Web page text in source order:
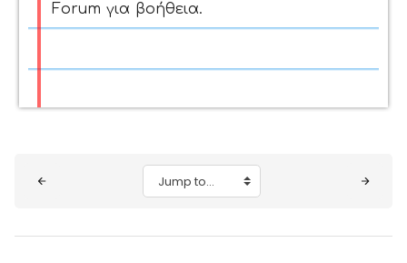
Forum για βοήθεια.
Jump to...